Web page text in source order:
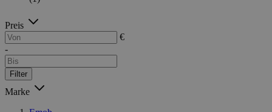
Preis
€
-
Filter
Marke